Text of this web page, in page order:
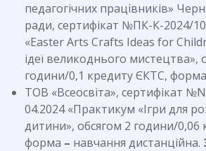
педагогічних працівників»
ради, сертифікат №ПК-К-2024/
«Easter Arts Crafts Ideas for
ідеї великоднього мистецтва»,
години/0,1 кредиту ЄКТС,
ТОВ «Всеосвіта», сертифікат
04.2024 «Практикум «Ігри для
дитини», обсягом 2 години/0,06
форма – навчання дистанційна.